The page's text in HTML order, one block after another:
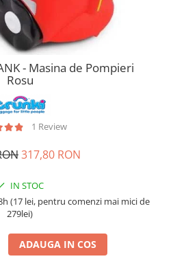
- Masina de Pompieri
Rosu
1 Review
317,80 RON
IN STOC
(17 lei, pentru comenzi mai mici de
279lei)
ADAUGA IN COS